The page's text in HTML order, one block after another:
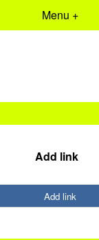
Menu +
Add link
Add link